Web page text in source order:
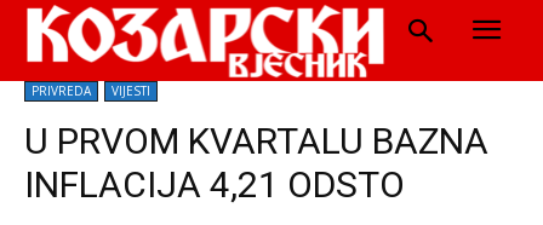
PRIVREDA VIJESTI
U PRVOM KVARTALU BAZNA
INFLACIJA 4,21 ODSTO